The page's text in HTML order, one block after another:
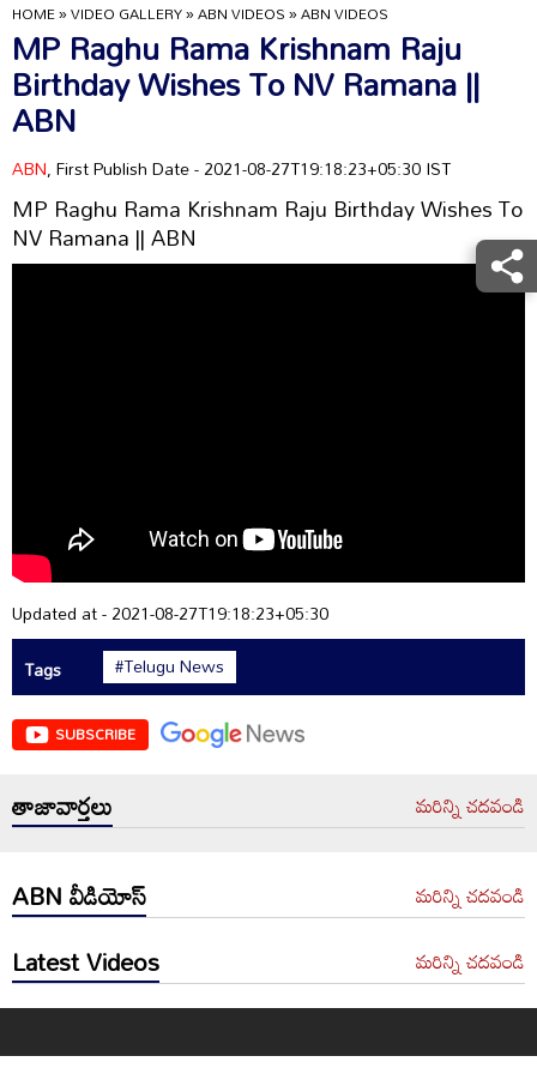
HOME»VIDEO GALLERY»ABN VIDEOS»ABN VIDEOS
MP Raghu Rama Krishnam Raju
Birthday Wishes To NV Ramana ||
ABN
ABN, First Publish Date - 2021-08-27T19:18:23+05:30 IST
MP Raghu Rama Krishnam Raju Birthday Wishes To
NV Ramana || ABN
Updated at - 2021-08-27T19:18:23+05:30
Tags
#Telugu News
SUBSCRIBE
తాజావార్తలు మరిన్ని చదవండి
ABN వీడియోస్ మరిన్ని చదవండి
Latest Videos మరిన్ని చదవండి